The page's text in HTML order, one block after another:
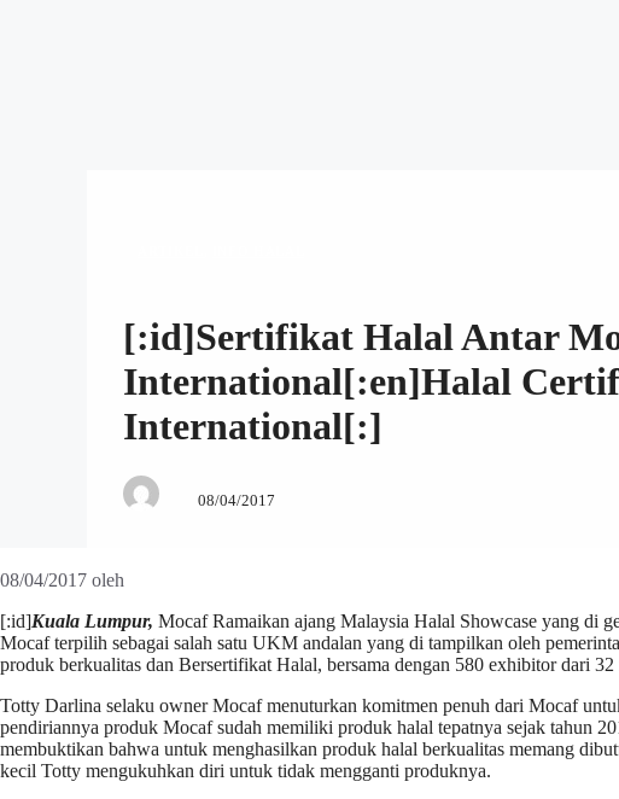
[:id]Sertifikat Halal Antar
International[:en]Halal
International[:]
08/04/2017
08/04/2017 oleh
[:id]Kuala Lumpur, Mocaf Ramaikan ajang Malaysia Halal Showcase yang di
Mocaf terpilih sebagai salah satu UKM andalan yang di tampilkan oleh
produk berkualitas dan Bersertifikat Halal, bersama dengan 580 exhibitor dari
Totty Darlina selaku owner Mocaf menuturkan komitmen penuh dari Mocaf
pendiriannya produk Mocaf sudah memiliki produk halal tepatnya sejak tahun
membuktikan bahwa untuk menghasilkan produk halal berkualitas memang
kecil Totty mengukuhkan diri untuk tidak mengganti produknya.